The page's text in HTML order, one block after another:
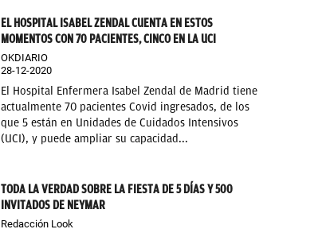
EL HOSPITAL ISABEL ZENDAL CUENTA EN ESTOS
MOMENTOS CON 70 PACIENTES, CINCO EN LA UCI
OKDIARIO
28-12-2020
El Hospital Enfermera Isabel Zendal de Madrid tiene
actualmente 70 pacientes Covid ingresados, de los
que 5 están en Unidades de Cuidados Intensivos
(UCI), y puede ampliar su capacidad...
TODA LA VERDAD SOBRE LA FIESTA DE 5 DÍAS Y 500
INVITADOS DE NEYMAR
Redacción Look